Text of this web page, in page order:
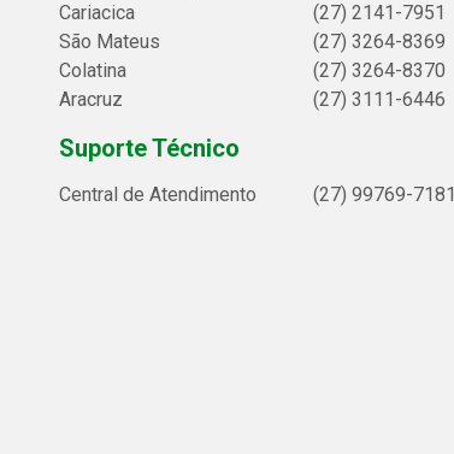
Cariacica
(27) 2141-7951
São Mateus
(27) 3264-8369
Colatina
(27) 3264-8370
Aracruz
(27) 3111-6446
Suporte Técnico
Central de Atendimento (27) 99769-7181